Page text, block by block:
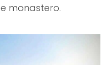
monastero.